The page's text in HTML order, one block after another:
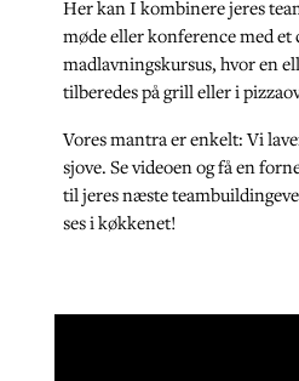
Her kan I kombinere jeres
møde eller konference med
madlavningskursus, hvor en
tilberedes på grill eller i
Vores mantra er enkelt: Vi
sjove.Se videoen og få en
til jeres næste
ses i køkkenet!